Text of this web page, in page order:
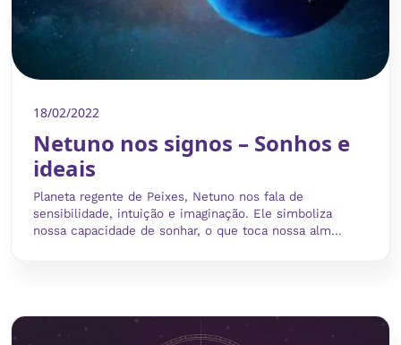
18/02/2022
Netuno nos signos – Sonhos e
ideais
Planeta regente de Peixes, Netuno nos fala de
sensibilidade, intuição e imaginação. Ele simboliza
nossa capacidade de sonhar, o que toca nossa alm...